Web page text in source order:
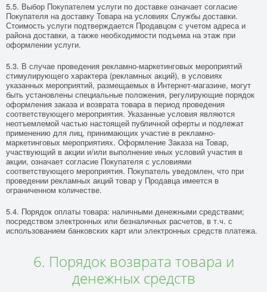
5.5. Выбор Покупателем услуги по доставке означает согласие
Покупателя на доставку Товара на условиях Службы доставки.
Стоимость услуги подтверждается Продавцом с учетом адреса и
района доставки, а также необходимости подъема на этаж при
оформлении услуги.
5.3. В случае проведения рекламно-маркетинговых мероприятий
стимулирующего характера (рекламных акций), в условиях
указанных мероприятий, размещаемых в Интернет-магазине, могут
быть установлены специальные положения, регулирующие порядок
оформления заказа и возврата товара в период проведения
соответствующего мероприятия. Указанные условия являются
неотъемлемой частью настоящей публичной оферты и подлежат
применению для лиц, принимающих участие в рекламно-
маркетинговых мероприятиях. Оформление Заказа на Товар,
участвующий в акции и/или выполнение иных условий участия в
акции, означает согласие Покупателя с условиями
соответствующего мероприятия. Покупатель уведомлен, что при
проведении рекламных акций товар у Продавца имеется в
ограниченном количестве.
5.4. Порядок оплаты товара: наличными денежными средствами;
посредством электронных или безналичных расчетов, в т.ч. с
использованием банковских карт или электронных средств платежа.
6. Порядок возврата товара и
денежных средств